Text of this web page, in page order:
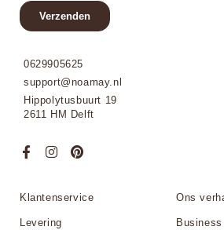
0629905625
support@noamay.nl
Hippolytusbuurt 19
2611 HM Delft
Klantenservice
Levering
Ons
Business